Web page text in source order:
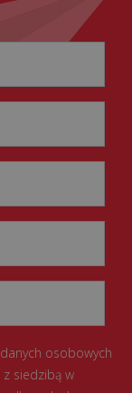
osobowych
siedzibą w